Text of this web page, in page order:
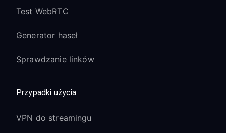
Test WebRTC
Generator haseł
Sprawdzanie linków
Przypadki użycia
VPN do streamingu